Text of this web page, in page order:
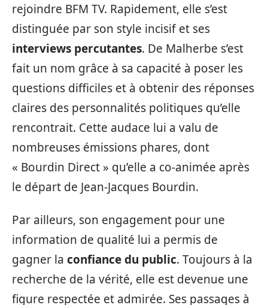
rejoindre BFM TV. Rapidement, elle s’est
distinguée par son style incisif et ses
interviews percutantes. De Malherbe s’est
fait un nom grâce à sa capacité à poser les
questions difficiles et à obtenir des réponses
claires des personnalités politiques qu’elle
rencontrait. Cette audace lui a valu de
nombreuses émissions phares, dont
« Bourdin Direct » qu’elle a co-animée après
le départ de Jean-Jacques Bourdin.
Par ailleurs, son engagement pour une
information de qualité lui a permis de
gagner la confiance du public. Toujours à la
recherche de la vérité, elle est devenue une
figure respectée et admirée. Ses passages à